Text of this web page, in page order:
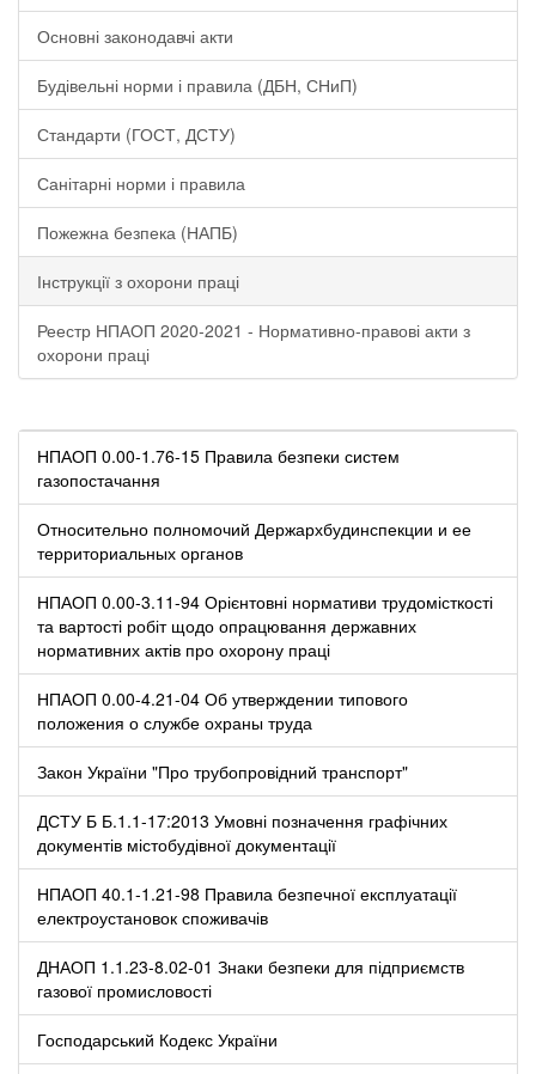
Основні законодавчі акти
Будівельні норми і правила (ДБН, СНиП)
Стандарти (ГОСТ, ДСТУ)
Санітарні норми і правила
Пожежна безпека (НАПБ)
Інструкції з охорони праці
Реестр НПАОП 2020-2021 - Нормативно-правові акти з
охорони праці
НПАОП 0.00-1.76-15 Правила безпеки систем
газопостачання
Относительно полномочий Держархбудинспекции и ее
территориальных органов
НПАОП 0.00-3.11-94 Орієнтовні нормативи трудомісткості
та вартості робіт щодо опрацювання державних
нормативних актів про охорону праці
НПАОП 0.00-4.21-04 Об утверждении типового
положения о службе охраны труда
Закон України "Про трубопровідний транспорт"
ДСТУ Б Б.1.1-17:2013 Умовні позначення графічних
документів містобудівної документації
НПАОП 40.1-1.21-98 Правила безпечної експлуатації
електроустановок споживачів
ДНАОП 1.1.23-8.02-01 Знаки безпеки для підприємств
газової промисловості
Господарський Кодекс України